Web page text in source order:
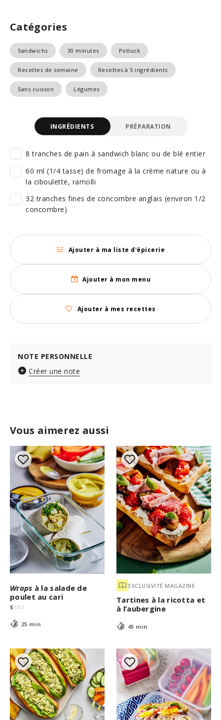
Catégories
Sandwichs 30 minutes Potluck
Recettes de semaine Recettes à 5 ingrédients
Sans cuisson Légumes
Vous aimerez aussi
Wraps à la salade de
poulet au cari
$ $$ $
25 min
EXCLUSIVITÉ MAGAZINE
Tartines à la ricotta et
à l’aubergine
45 min
INGRÉDIENTS PRÉPARATION
8 tranches de pain à sandwich blanc ou de blé entier
60 ml (1/4 tasse) de fromage à la crème nature ou à
la ciboulette, ramolli
32 tranches fines de concombre anglais (environ 1/2
concombre)
Ajouter à ma liste d'épicerie
Ajouter à mon menu
Ajouter à mes recettes
NOTE PERSONNELLE
Créer une note